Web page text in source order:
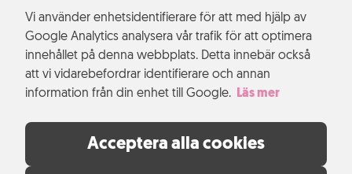
Vi använder enhetsidentifierare för att med hjälp av
Google Analytics analysera vår trafik för att optimera
innehållet på denna webbplats. Detta innebär också
att vi vidarebefordrar identifierare och annan
information från din enhet till Google.
Läs mer
Acceptera alla cookies